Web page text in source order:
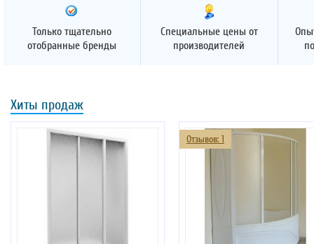
Только тщательно
отобранные бренды
Специальные цены от
производителей
Хиты продаж
Отзывов: 1